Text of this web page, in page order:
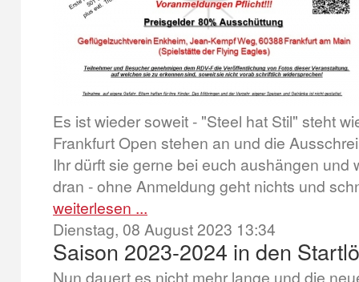
Es ist wieder soweit - "Steel hat Stil" steht
Frankfurt Open stehen an und die
Ihr dürft sie gerne bei euch aushängen und
dran - ohne Anmeldung geht nichts und
weiterlesen ...
Dienstag, 08 August 2023 13:34
Saison 2023-2024 in den
Nun dauert es nicht mehr lange und die